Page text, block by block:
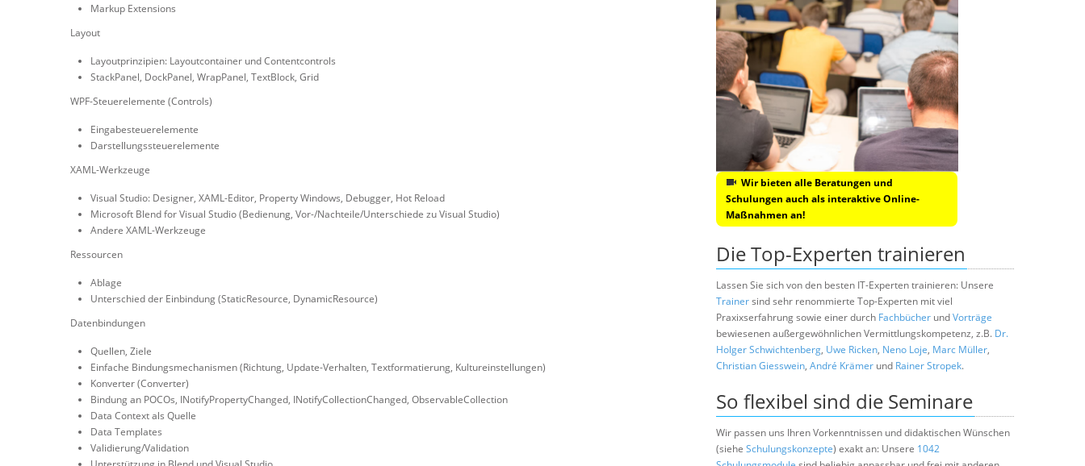
Markup Extensions
Layout
Layoutprinzipien: Layoutcontainer und Contentcontrols
StackPanel, DockPanel, WrapPanel, TextBlock, Grid
WPF-Steuerelemente (Controls)
Eingabesteuerelemente
Darstellungssteuerelemente
XAML-Werkzeuge
Visual Studio: Designer, XAML-Editor, Property Windows, Debugger, Hot Reload
Microsoft Blend for Visual Studio (Bedienung, Vor-/Nachteile/Unterschiede zu Visual Studio)
Andere XAML-Werkzeuge
Ressourcen
Ablage
Unterschied der Einbindung (StaticResource, DynamicResource)
Datenbindungen
Quellen, Ziele
Einfache Bindungsmechanismen (Richtung, Update-Verhalten, Textformatierung, Kultureinstellungen)
Konverter (Converter)
Bindung an POCOs, INotifyPropertyChanged, INotifyCollectionChanged, ObservableCollection
Data Context als Quelle
Data Templates
Validierung/Validation
Wir bieten alle Beratungen und
Schulungen auch als interaktive Online-
Maßnahmen an!
Die Top-Experten trainieren
Lassen Sie sich von den besten IT-Experten trainieren: Unsere
Trainersind sehr renommierte Top-Experten mit viel
Praxixserfahrung sowie einer durch Fachbücher undVorträge
bewiesenen außergewöhnlichen Vermittlungskompetenz, z.B. Dr.
Holger Schwichtenberg, Uwe Ricken, Neno Loje, Marc Müller,
Christian Giesswein, André Krämer und Rainer Stropek.
So flexibel sind die Seminare
Wir passen uns Ihren Vorkenntnissen und didaktischen Wünschen
(siehe Schulungskonzepte) exakt an: Unsere 1042